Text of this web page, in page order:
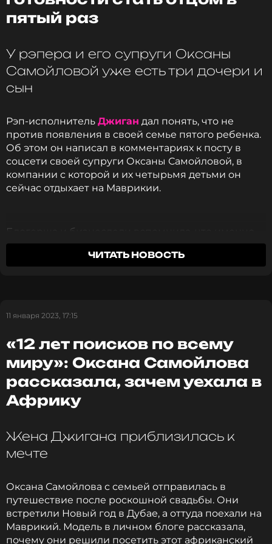
ССЫЛКА
пятый раз
У рэпера и его супруги Оксаны
Самойловой уже есть три дочери и
сын
Рэп-исполнитель Джиган дал понять, что не
против появления в своей семье пятого ребенка.
Об этом он написал в комментариях к посту в
соцсети своей супруги Оксаны Самойловой, в
компании с которой и их четырьмя детьми он
сейчас отдыхает на Маврикии.
Блогерша и бизнеследи вспомнила, что именно
здесь в свое время они с мужем узнали, что у них
появится младший сын, которого после рождения
33-летняя Самойлова в подписи к семейному
Музыкант не замедлил отметиться в
комментариях. «Остров принял! Я готов на 5», -
написал в ответ рэпер. Впрочем, супруга
отнеслась к высказанному скептически, отметив,
что ее благоверный неоднократно жаловался на
Ранее мы сообщали, что Джиган в плавках
Джиган
Музыкант, Певец
Жанры: R&B, Рэп / Хип-Хоп
ЧИТАТЬ НОВОСТЬ
11 января 2023, 17:15
«12 лет поисков по всему
миру»: Оксана Самойлова
рассказала, зачем уехала в
Африку
Жена Джигана приблизилась к
мечте
Оксана Самойлова с семьей отправилась в
путешествие после роскошной свадьбы. Они
встретили Новый год в Дубае, а оттуда поехали на
Маврикий. Модель в личном блоге рассказала,
почему они решили посетить этот африканский